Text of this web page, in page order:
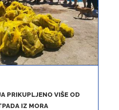
PRIKUPLJENO VIŠE OD
IZ MORA